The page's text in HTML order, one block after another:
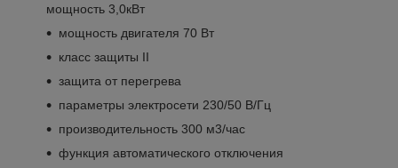
мощность 3,0кВт
мощность двигателя 70 Вт
класс защиты II
защита от перегрева
параметры электросети 230/50 В/Гц
производительность 300 м3/час
функция автоматического отключения